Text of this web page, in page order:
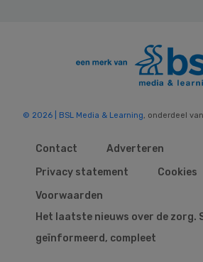
© 2026 | BSL Media & Learning, onderdeel van
Contact
Adverteren
Privacy statement
Cookies
Voorwaarden
Het laatste nieuws over de zorg.
geïnformeerd, compleet